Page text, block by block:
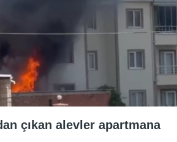
çıkan alevler apartmana